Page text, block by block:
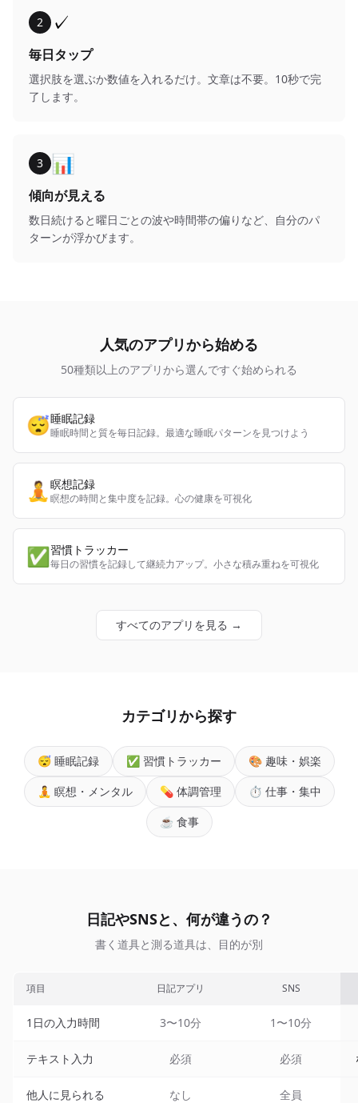
2 ✓
毎日タップ
選択肢を選ぶか数値を入れるだけ。文章は不要。10秒で完
了します。
3 📊
傾向が見える
数日続けると曜日ごとの波や時間帯の偏りなど、自分のパ
ターンが浮かびます。
人気のアプリから始める
50種類以上のアプリから選んですぐ始められる
😴睡眠記録
睡眠時間と質を毎日記録。最適な睡眠パターンを見つけよう
🧘瞑想記録
瞑想の時間と集中度を記録。心の健康を可視化
✅習慣トラッカー
毎日の習慣を記録して継続力アップ。小さな積み重ねを可視化
すべてのアプリを見る →
カテゴリから探す
😴 睡眠記録 ✅ 習慣トラッカー
🎨 趣味・娯楽
🧘 瞑想・メンタル
💊 体調管理
⏱️ 仕事・集中
☕ 食事
日記やSNSと、何が違うの？
書く道具と測る道具は、目的が別
項目 日記アプリ SNS
1日の入力時間 3〜10分 1〜10分
テキスト入力 必須 必須
他人に見られる なし 全員